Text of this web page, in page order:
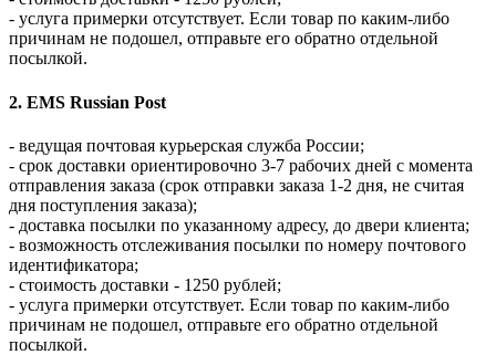
- услуга примерки отсутствует. Если товар по каким-либо
причинам не подошел, отправьте его обратно отдельной
посылкой.
2. EMS Russian Post
- ведущая почтовая курьерская служба России;
- срок доставки ориентировочно 3-7 рабочих дней с момента
отправления заказа (срок отправки заказа 1-2 дня, не считая
дня поступления заказа);
- доставка посылки по указанному адресу, до двери клиента;
- возможность отслеживания посылки по номеру почтового
идентификатора;
- стоимость доставки - 1250 рублей;
- услуга примерки отсутствует. Если товар по каким-либо
причинам не подошел, отправьте его обратно отдельной
посылкой.